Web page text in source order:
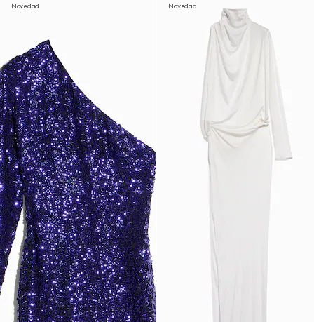
Novedad Novedad